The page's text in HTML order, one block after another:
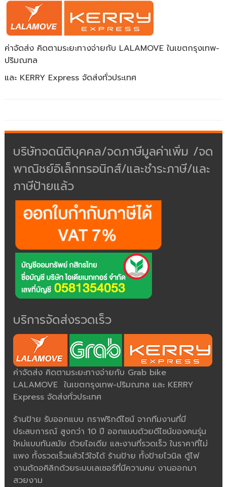
ค่าจัดส่ง คิดตามระยะทางจ่ายกับ LALAMOVE ในเขตกรุงเทพ-
ปริมณฑล
และ KERRY Express จัดส่งทั่วประเทศ
บริษัทจดนิติบุคคล/จดภาษีมูลค่าเพิ่ม /จด
พาณิชย์อิเล็กทรอนิกส์/และชำระภาษี/และ
ภาษีป้ายแล้ว
บริการจัดส่งรวดเร็ว
ค่าจัดส่ง คิดตามระยะทางจ่ายกับ Grab bike
LALAMOVE ในเขตกรุงเทพ-ปริมณฑล และ KERRY
Express จัดส่งทั่วประเทศ
ร้านป้าย รับออกแบบ กราฟริกดีไซน์ จากทีมงานที่มี
ประสบการณ์ สูงกว่า 10 ปี ออกแบบด้วยดีไซน์ของคนรุ่น
ใหม่แบบทันสมัย ด้วยไอเดีย และงานที่รวดเร็ว ในราคาที่ไม่
แพง ทั้งรวดเร็วแล้วไว้ใจได้ ร้านป้าย ทั้งป้ายไวนิล ตู้ไฟ
งานตัดอคิลิกด้วยระบบเลเซอร์ที่มีความคม งานออกมา
สวยงาม